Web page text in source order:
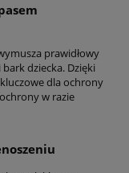
prawidłowy
dziecka. Dzięki
dla ochrony
w razie